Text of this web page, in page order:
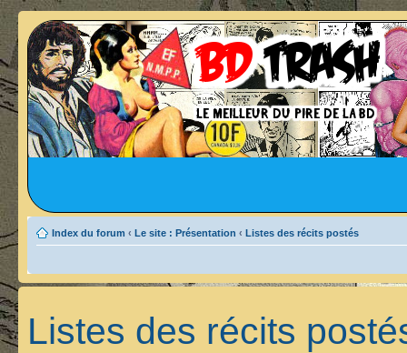
Index du forum ‹ Le site : Présentation ‹ Listes des récits postés
Listes des récits